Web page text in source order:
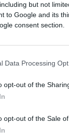
but not
to Google and its
consent section.
Data Processing
opt-out of the
opt-out of the Sale